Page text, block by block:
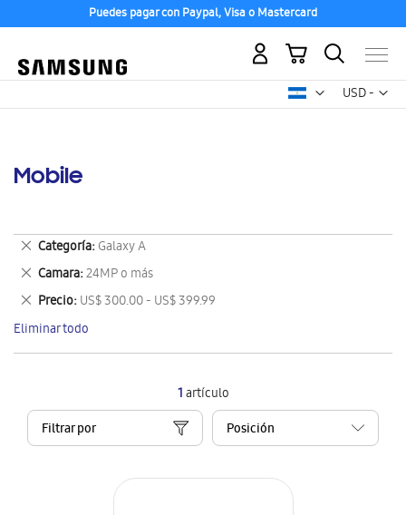
Puedes pagar con Paypal, Visa o Mastercard
USD -
dólar
Mi carrito
Mobile
1artículo
Filtrar por
Categoría Galaxy A
Eliminar
este
artículo
Camara 24MP o más
Eliminar
este
artículo
Precio US$ 300.00 - US$ 399.99
Eliminar
este
artículo
Eliminar todo